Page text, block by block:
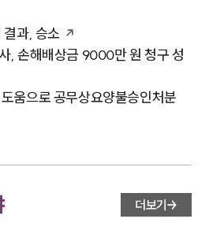
과, 승소
, 손해배상금 9000만 원 청구 성
움으로 공무상요양불승인처분
더보기